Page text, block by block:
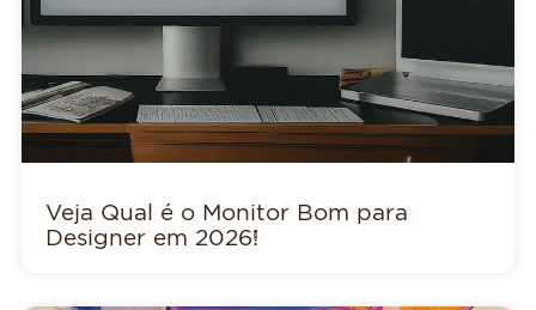
Veja Qual é o Monitor Bom para
Designer em 2026!